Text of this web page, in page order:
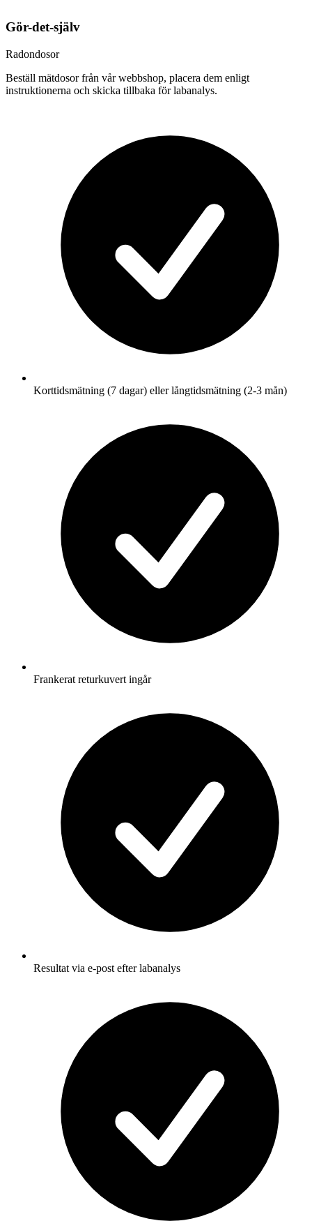
Gör-det-själv
Radondosor
Beställ mätdosor från vår webbshop, placera dem enligt
instruktionerna och skicka tillbaka för labanalys.
Korttidsmätning (7 dagar) eller långtidsmätning (2-3 mån)
Frankerat returkuvert ingår
Resultat via e-post efter labanalys